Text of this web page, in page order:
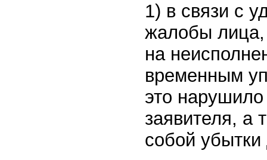
1) в связи с
жалобы лица,
на
временным
это
заявителя, а
собой убытки